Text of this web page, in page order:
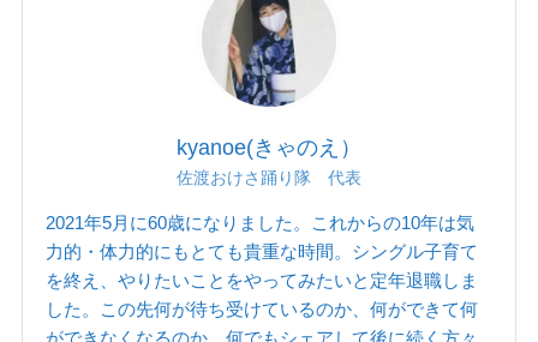
kyanoe(きゃのえ）
佐渡おけさ踊り隊 代表
2021年5月に60歳になりました。これからの10年は気
力的・体力的にもとても貴重な時間。シングル子育て
を終え、やりたいことをやってみたいと定年退職しま
した。この先何が待ち受けているのか、何ができて何
ができなくなるのか。何でもシェアして後に続く方々